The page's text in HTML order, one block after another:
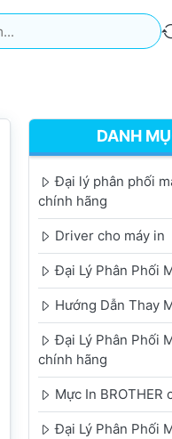
sẽ tự động xuất hiện
DANH
Đại lý phân phối
chính hãng
Driver cho máy in
Đại Lý Phân Phối
Hướng Dẫn Thay
Đại Lý Phân Phối
chính hãng
Mực In BROTHER
Đại Lý Phân Phối